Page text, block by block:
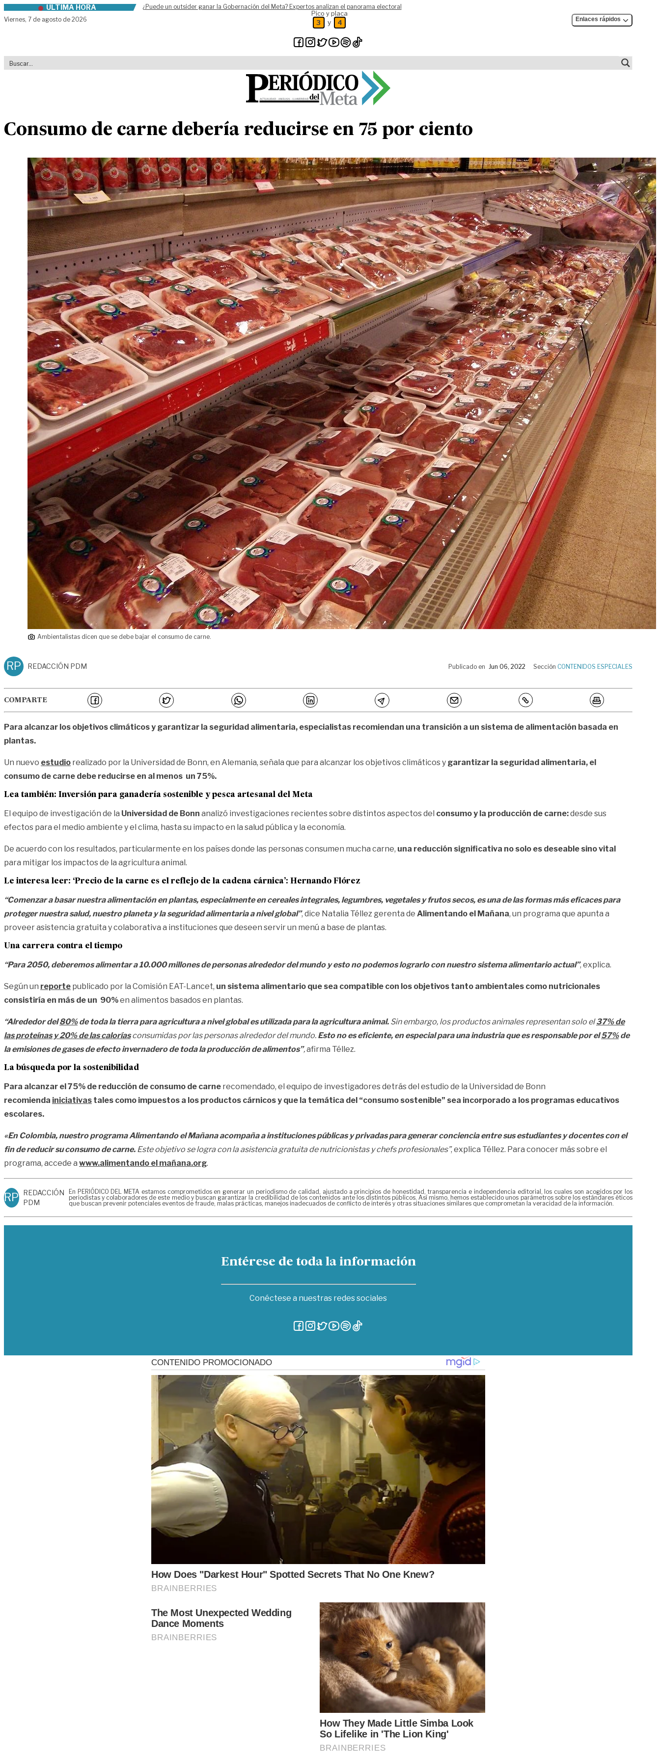
Skip to contentÚLTIMA HORA
¿Puede un outsider ganar la Gobernación del Meta? Expertos analizan el panorama electoral
Viernes, 7 de agosto de 2026
Pico y placa
3 y 4 Enlaces rápidos
Consumo de carne debería reducirse en 75 por ciento
Ambientalistas dicen que se debe bajar el consumo de carne.
RP REDACCIÓN PDM Publicado en Jun 06, 2022 Sección CONTENIDOS ESPECIALES
COMPARTE
Para alcanzar los objetivos climáticos y garantizar la seguridad alimentaria, especialistas recomiendan una transición a un sistema de alimentación basada en
plantas.
Un nuevo estudio realizado por la Universidad de Bonn, en Alemania, señala que para alcanzar los objetivos climáticos y garantizar la seguridad alimentaria, el
consumo de carne debe reducirse en al menos un 75%.
Lea también: Inversión para ganadería sostenible y pesca artesanal del Meta
El equipo de investigación de la Universidad de Bonn analizó investigaciones recientes sobre distintos aspectos del consumo y la producción de carne:desde sus
efectos para el medio ambiente y el clima, hasta su impacto en la salud pública y la economía.
De acuerdo con los resultados, particularmente en los países donde las personas consumen mucha carne, una reducción significativa no solo es deseable sino vital
para mitigar los impactos de la agricultura animal.
Le interesa leer: ‘Precio de la carne es el reflejo de la cadena cárnica’: Hernando Flórez
“Comenzar a basar nuestra alimentación en plantas, especialmente en cereales integrales, legumbres, vegetales y frutos secos, es una de las formas más eficaces para
proteger nuestra salud, nuestro planeta y la seguridad alimentaria a nivel global”, dice Natalia Téllez gerenta de Alimentando el Mañana, un programa que apunta a
proveer asistencia gratuita y colaborativa a instituciones que deseen servir un menú a base de plantas.
Una carrera contra el tiempo
“Para 2050, deberemos alimentar a 10.000 millones de personas alrededor del mundo y esto no podemos lograrlo con nuestro sistema alimentario actual”, explica.
Según un reporte publicado por la Comisión EAT-Lancet, un sistema alimentario que sea compatible con los objetivos tanto ambientales como nutricionales
consistiría en más de un 90%en alimentos basados en plantas.
“Alrededor del80%de toda la tierra para agricultura a nivel global es utilizada para la agricultura animal. Sin embargo, los productos animales representan solo el37% de
las proteínas y 20% de las caloríasconsumidas por las personas alrededor del mundo. Esto no es eficiente, en especial para una industria que es responsable por el57%de
la emisiones de gases de efecto invernadero de toda la producción de alimentos”,afirma Téllez.
La búsqueda por la sostenibilidad
Para alcanzar el 75% de reducción de consumo de carne recomendado, el equipo de investigadores detrás del estudio de la Universidad de Bonn
recomienda iniciativas tales como impuestos a los productos cárnicos y que la temática del “consumo sostenible” sea incorporado a los programas educativos
escolares.
«En Colombia, nuestro programa Alimentando el Mañana acompaña a instituciones públicas y privadas para generar conciencia entre sus estudiantes y docentes con el
fin de reducir su consumo de carne. Este objetivo se logra con la asistencia gratuita de nutricionistas y chefs profesionales”, explica Téllez. Para conocer más sobre el
programa, accede a www.alimentando el mañana.org.
RP REDACCIÓN
PDM
En PERIÓDICO DEL META estamos comprometidos en generar un periodismo de calidad, ajustado a principios de honestidad, transparencia e independencia editorial, los cuales son acogidos por los
periodistas y colaboradores de este medio y buscan garantizar la credibilidad de los contenidos ante los distintos públicos. Así mismo, hemos establecido unos parámetros sobre los estándares éticos
que buscan prevenir potenciales eventos de fraude, malas prácticas, manejos inadecuados de conflicto de interés y otras situaciones similares que comprometan la veracidad de la información.
Entérese de toda la información
Conéctese a nuestras redes sociales